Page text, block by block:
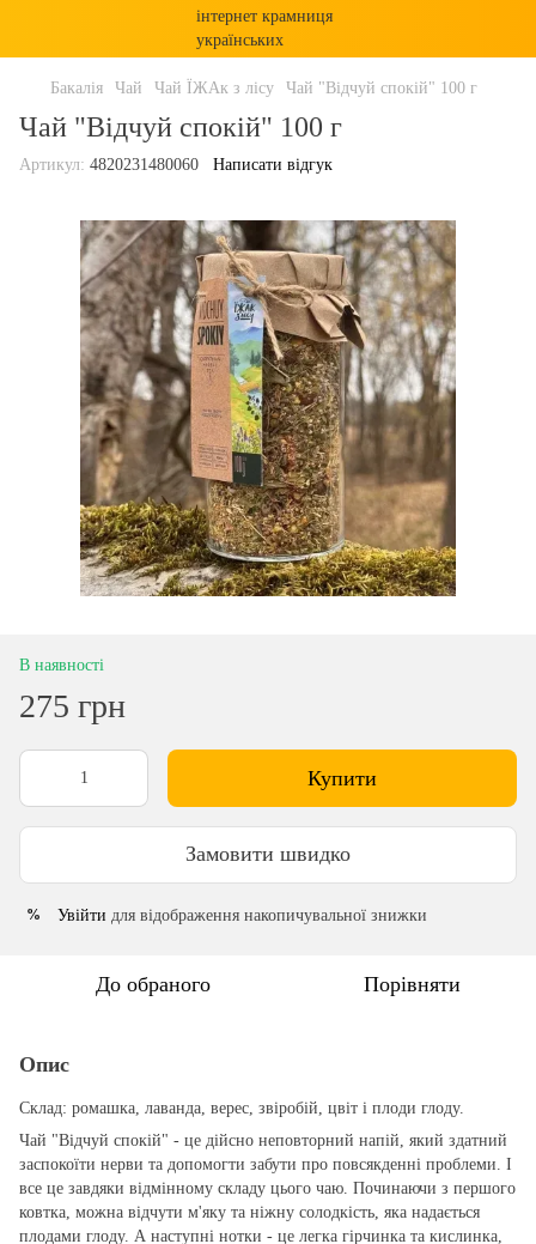
Бакалія Чай Чай ЇЖАк з лісу Чай "Відчуй спокій" 100 г
Чай "Відчуй спокій" 100 г
Артикул: 4820231480060 Написати відгук
В наявності
275 грн
Купити
Замовити швидко
% Увійти для відображення накопичувальної знижки
До обраного Порівняти
Опис
Склад: ромашка, лаванда, верес, звіробій, цвіт і плоди глоду.
Чай "Відчуй спокій" - це дійсно неповторний напій, який здатний
заспокоїти нерви та допомогти забути про повсякденні проблеми. І
все це завдяки відмінному складу цього чаю. Починаючи з першого
ковтка, можна відчути м'яку та ніжну солодкість, яка надається
плодами глоду. А наступні нотки - це легка гірчинка та кислинка,